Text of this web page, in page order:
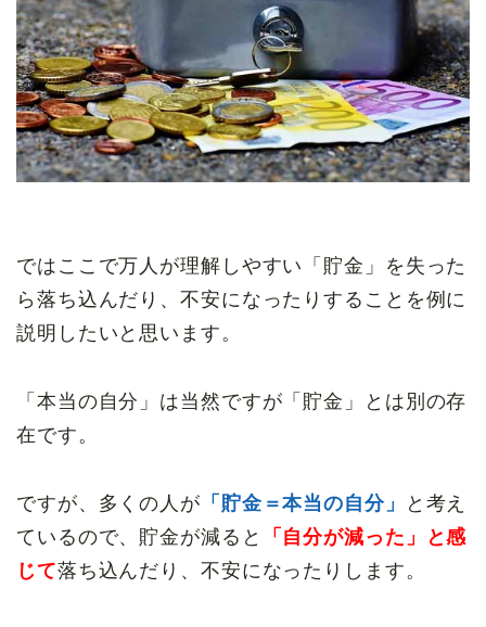
ではここで万人が理解しやすい「貯金」を失った
ら落ち込んだり、不安になったりすることを例に
説明したいと思います。
「本当の自分」は当然ですが「貯金」とは別の存
在です。
ですが、多くの人が 「貯金＝本当の自分」
と考え
ているので、貯金が減ると
「自分が減った」と感
じて落ち込んだり、不安になったりします。